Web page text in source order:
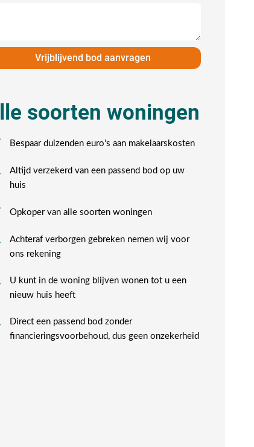
Vrijblijvend bod aanvragen
soorten woningen
Bespaar duizenden euro's aan makelaarskosten
Altijd verzekerd van een passend bod op uw
huis
Opkoper van alle soorten woningen
Achteraf verborgen gebreken nemen wij voor
ons rekening​
U kunt in de woning blijven wonen tot u een
nieuw huis heeft​
Direct een passend bod zonder
financieringsvoorbehoud, dus geen onzekerheid​